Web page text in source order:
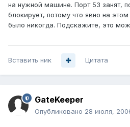
на нужной машине. Порт 53 занят,
блокирует, потому что явно на
было никогда. Подскажите, это
Вставить ник Цитата
GateKeeper
Опубликовано 28 июля,